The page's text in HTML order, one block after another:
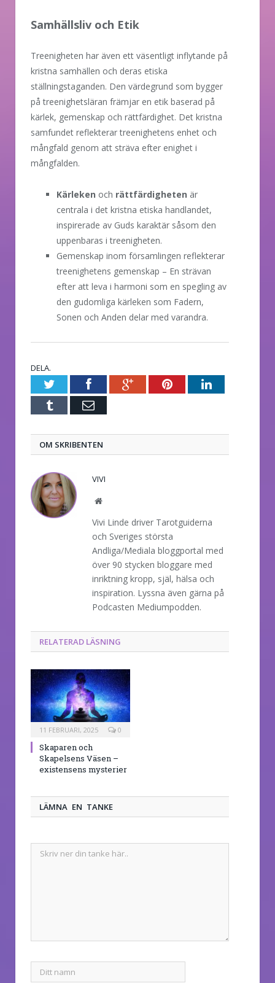
Samhällsliv och Etik
Treenigheten har även ett väsentligt inflytande på
kristna samhällen och deras etiska
ställningstaganden. Den värdegrund som bygger
på treenighetsläran främjar en etik baserad på
kärlek, gemenskap och rättfärdighet. Det kristna
samfundet reflekterar treenighetens enhet och
mångfald genom att sträva efter enighet i
mångfalden.
Kärleken och rättfärdigheten är
centrala i det kristna etiska handlandet,
inspirerade av Guds karaktär såsom den
uppenbaras i treenigheten.
Gemenskap inom församlingen reflekterar
treenighetens gemenskap – En strävan
efter att leva i harmoni som en spegling av
den gudomliga kärleken som Fadern,
Sonen och Anden delar med varandra.
DELA.
TwitterFacebookGoogle+PinterestLinkedIn
Tumblr E-
OM SKRIBENTEN
VIVI
Website
Vivi Linde driver Tarotguiderna
och Sveriges största
Andliga/Mediala bloggportal med
över 90 stycken bloggare med
inriktning kropp, själ, hälsa och
inspiration. Lyssna även gärna på
Podcasten Mediumpodden.
RELATERAD LÄSNING
11 FEBRUARI, 2025 0
Skaparen och
Skapelsens Väsen –
existensens mysterier
LÄMNA EN TANKE